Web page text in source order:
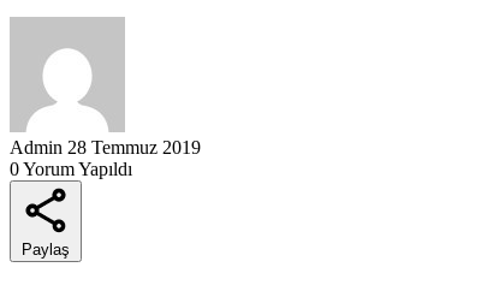
Admin 28 Temmuz 2019
0 Yorum Yapıldı
Paylaş